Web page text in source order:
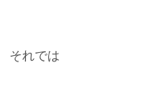
それでは